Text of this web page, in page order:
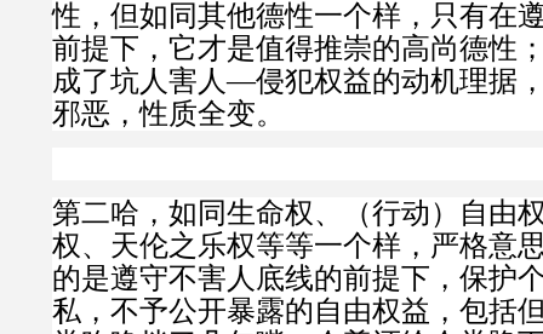
性，但如同其他德性一个样，只有在
前提下，它才是值得推崇的高尚德性
成了坑人害人—侵犯权益的动机理据
邪恶，性质全变。
第二哈，如同生命权、（行动）自由
权、天伦之乐权等等一个样， 严格意
的是遵守不害人底线的前提下，保护
私，不予公开暴露的自由权益， 包括